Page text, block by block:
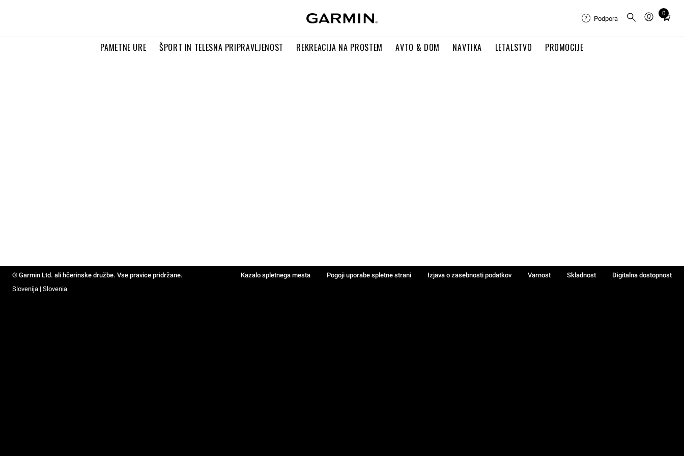
PAMETNE URE ŠPORT IN TELESNA PRIPRAVLJENOST REKREACIJA NA PROSTEM AVTO & DOM NAVTIKA LETALSTVO PROMOCIJE
Podpora
0
Total
in
© Garmin Ltd. ali hčerinske družbe. Vse pravice pridržane. Kazalo spletnega mesta Pogoji uporabe spletne strani Izjava o zasebnosti podatkov Varnost Skladnost
Digitalna dostopnost
Slovenija | Slovenia